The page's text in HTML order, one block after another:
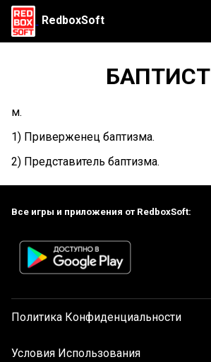
RedboxSoft
БАПТИСТ
м.
1) Приверженец баптизма.
2) Представитель баптизма.
Все игры и приложения от RedboxSoft:
Политика Конфиденциальности
Условия Использования